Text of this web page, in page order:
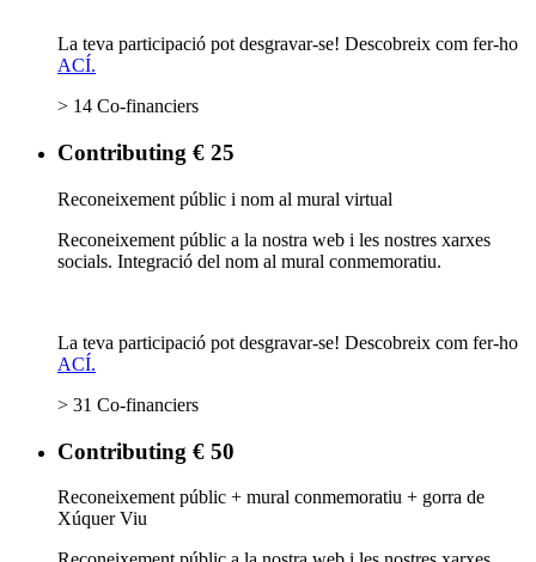
La teva participació pot desgravar-se! Descobreix com fer-ho
ACÍ.
> 14 Co-financiers
Contributing € 25
Reconeixement públic i nom al mural virtual
Reconeixement públic a la nostra web i les nostres xarxes
socials. Integració del nom al mural conmemoratiu.
La teva participació pot desgravar-se! Descobreix com fer-ho
ACÍ.
> 31 Co-financiers
Contributing € 50
Reconeixement públic + mural conmemoratiu + gorra de
Xúquer Viu